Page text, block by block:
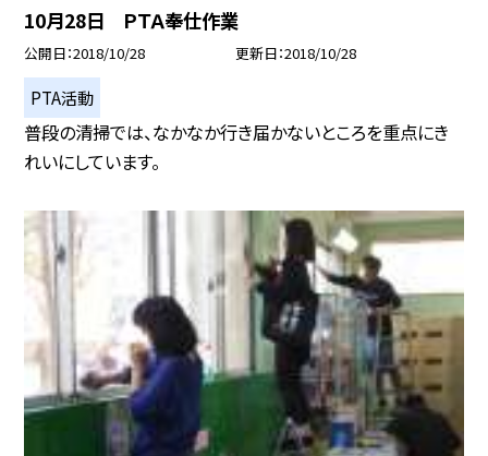
10月28日 ＰＴＡ奉仕作業
公開日 2018/10/28 更新日 2018/10/28
PTA活動
普段の清掃では、なかなか行き届かないところを重点にき
れいにしています。